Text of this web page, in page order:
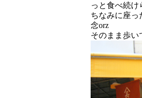
っと食べ続け
ちなみに座
念orz
そのまま歩い